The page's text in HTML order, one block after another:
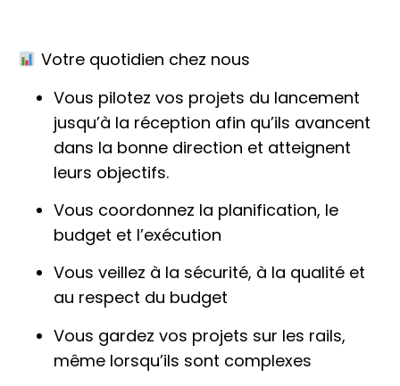
Votre quotidien chez nous
Vous pilotez vos projets du lancement
jusqu’à la réception afin qu’ils avancent
dans la bonne direction et atteignent
leurs objectifs.
Vous coordonnez la planification, le
budget et l’exécution
Vous veillez à la sécurité, à la qualité et
au respect du budget
Vous gardez vos projets sur les rails,
même lorsqu’ils sont complexes